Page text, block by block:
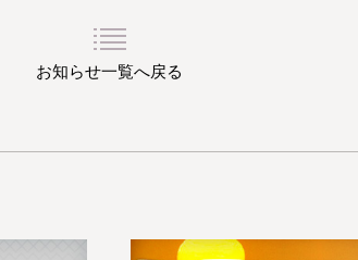
お知らせ一覧へ戻る